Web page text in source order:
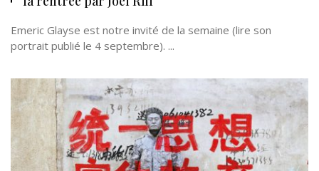
Emeric Glayse est notre invité de la semaine (lire son
portrait publié le 4 septembre). ...